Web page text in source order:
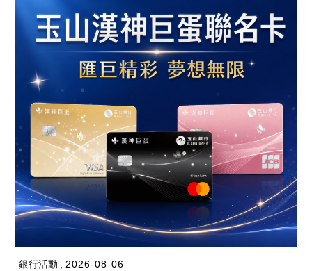
銀行活動 2026-08-06